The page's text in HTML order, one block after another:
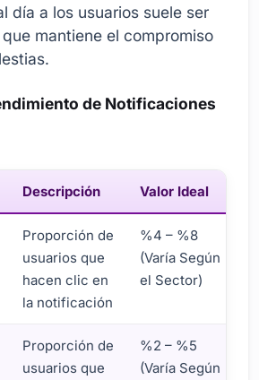
día a los usuarios suele ser
mantiene el compromiso
de Notificaciones
Descripción Valor Ideal
Proporción de
usuarios que
hacen clic en
la notificación
%4 – %8
(Varía Según
el Sector)
Proporción de
usuarios que
%2 – %5
(Varía Según